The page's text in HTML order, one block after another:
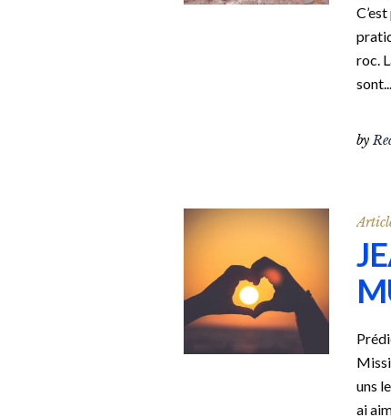
roc.
sont...
by
uns
ai